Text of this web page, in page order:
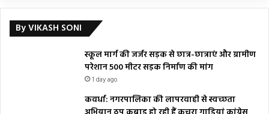
By VIKASH SONI
स्कूल मार्ग की जर्जर सड़क से छात्र-छात्राएं और ग्रामीण
परेशान 500 मीटर सड़क निर्माण की मांग
1 day ago
कवर्धा: नगरपालिका की लापरवाही से स्वच्छता